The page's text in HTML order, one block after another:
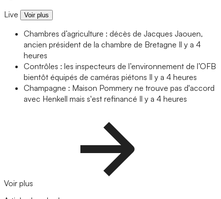
Live Voir plus
Chambres d’agriculture : décès de Jacques Jaouen,
ancien président de la chambre de Bretagne Il y a 4
heures
Contrôles : les inspecteurs de l’environnement de l’OFB
bientôt équipés de caméras piétons Il y a 4 heures
Champagne : Maison Pommery ne trouve pas d'accord
avec Henkell mais s'est refinancé Il y a 4 heures
Voir plus